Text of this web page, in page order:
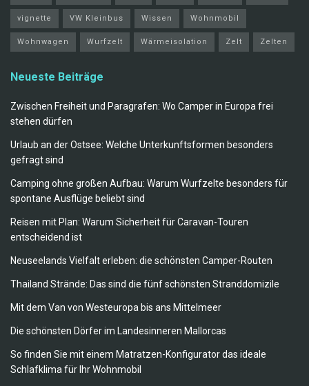
vignette VW Kleinbus Wissen Wohnmobil
Wohnwagen Wurfzelt Wärmeisolation Zelt Zelten
Neueste Beiträge
Zwischen Freiheit und Paragrafen: Wo Camper in Europa frei
stehen dürfen
Urlaub an der Ostsee: Welche Unterkunftsformen besonders
gefragt sind
Camping ohne großen Aufbau: Warum Wurfzelte besonders für
spontane Ausflüge beliebt sind
Reisen mit Plan: Warum Sicherheit für Caravan-Touren
entscheidend ist
Neuseelands Vielfalt erleben: die schönsten Camper-Routen
Thailand Strände: Das sind die fünf schönsten Stranddomizile
Mit dem Van von Westeuropa bis ans Mittelmeer
Die schönsten Dörfer im Landesinneren Mallorcas
So finden Sie mit einem Matratzen-Konfigurator das ideale
Schlafklima für Ihr Wohnmobil